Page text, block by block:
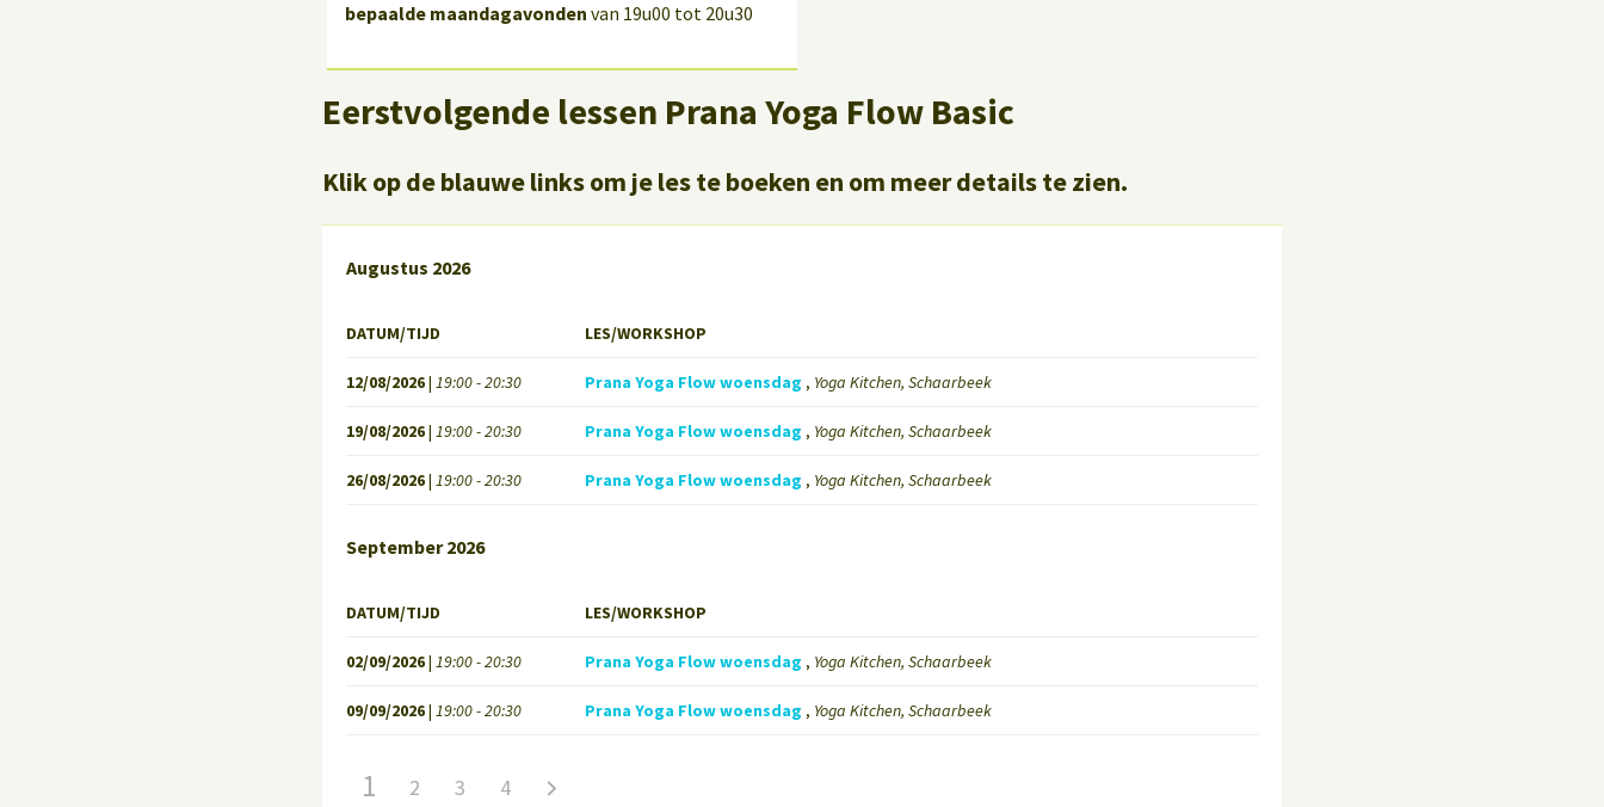
bepaalde maandagavonden van 19u00 tot 20u30
Eerstvolgende lessen Prana Yoga Flow Basic
Klik op de blauwe links om je les te boeken en om meer details te zien.
Augustus 2026
DATUM/TIJD LES/WORKSHOP
12/08/2026| 19:00 - 20:30 Prana Yoga Flow woensdag , Yoga Kitchen, Schaarbeek
19/08/2026| 19:00 - 20:30 Prana Yoga Flow woensdag , Yoga Kitchen, Schaarbeek
26/08/2026| 19:00 - 20:30 Prana Yoga Flow woensdag , Yoga Kitchen, Schaarbeek
September 2026
DATUM/TIJD LES/WORKSHOP
02/09/2026| 19:00 - 20:30 Prana Yoga Flow woensdag , Yoga Kitchen, Schaarbeek
09/09/2026| 19:00 - 20:30 Prana Yoga Flow woensdag , Yoga Kitchen, Schaarbeek
1 2 3 4